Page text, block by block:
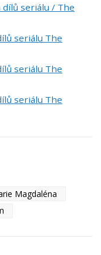
seriálu / The
seriálu The
seriálu The
seriálu The
Magdaléna